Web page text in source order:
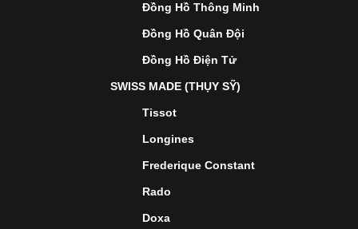
Đồng Hồ Thông Minh
Đồng Hồ Quân Đội
Đồng Hồ Điện Tử
SWISS MADE (THỤY SỸ)
Tissot
Longines
Frederique Constant
Rado
Doxa